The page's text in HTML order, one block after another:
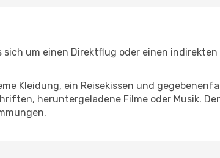
sich um einen Direktflug oder einen
Kleidung, ein Reisekissen und
heruntergeladene Filme oder Musik.